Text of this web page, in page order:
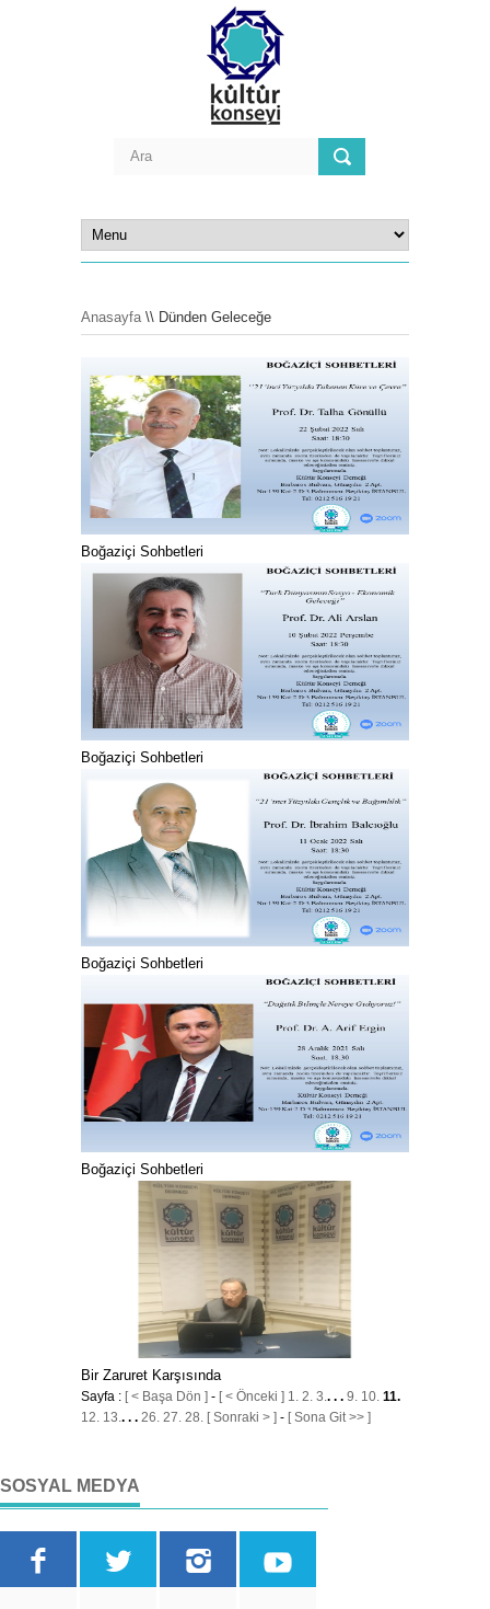
Anasayfa\\ Dünden Geleceğe
Boğaziçi Sohbetleri
Boğaziçi Sohbetleri
Boğaziçi Sohbetleri
Boğaziçi Sohbetleri
Bir Zaruret Karşısında
Sayfa : [ < Başa Dön ] - [ < Önceki ] 1. 2. 3.. . . 9. 10. 11.
12. 13.. . . 26. 27. 28. [ Sonraki > ] - [ Sona Git >> ]
SOSYAL MEDYA